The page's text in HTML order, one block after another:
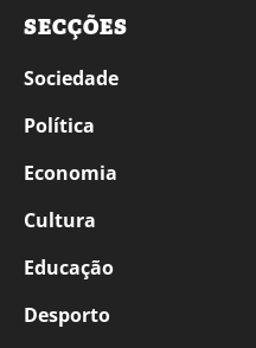
SECÇÕES
Sociedade
Política
Economia
Cultura
Educação
Desporto